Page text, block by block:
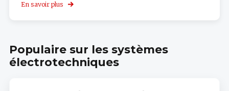
En savoir plus
sur
KNX
Populaire sur les systèmes
électrotechniques